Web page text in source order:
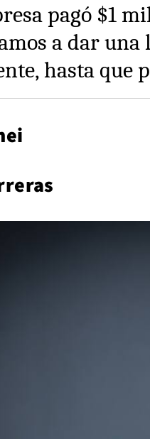
pagó $1
a dar
hasta que